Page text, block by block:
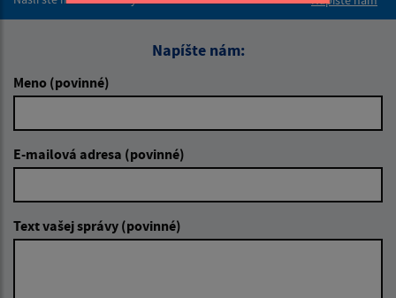
Napíšte nám:
Meno (povinné)
E-mailová adresa (povinné)
Text vašej správy (povinné)